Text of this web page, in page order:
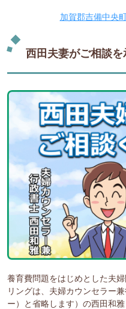
加賀郡吉備中央
西田夫妻がご相談を
養育費問題をはじめとした夫
リングは、夫婦カウンセラー
ー）と省略します）の西田和